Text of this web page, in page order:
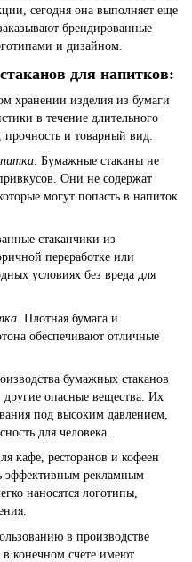
сегодня она выполняет еще
брендированные
и дизайном.
для напитков:
хранении изделия из бумаги
в течение длительного
и товарный вид.
. Бумажные стаканы не
Они не содержат
могут попасть в напиток
стаканчики из
переработке или
условиях без вреда для
. Плотная бумага и
обеспечивают отличные
бумажных стаканов
опасные вещества. Их
под высоким давлением,
для человека.
кафе, ресторанов и кофеен
эффективным рекламным
наносятся логотипы,
в производстве
в конечном счете имеют